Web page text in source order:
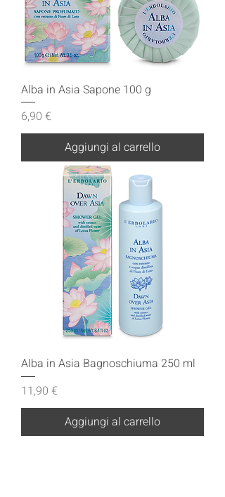
Alba in Asia Sapone 100 g
Prezzo
6,90 €
Aggiungi al carrello
Alba in Asia Bagnoschiuma 250 ml
Prezzo
11,90 €
Aggiungi al carrello